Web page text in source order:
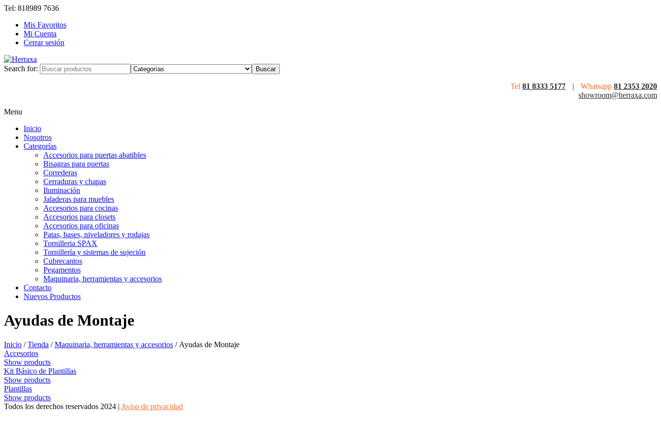
Tel: 818989 7636
Mis Favoritos
Mi Cuenta
Cerrar sesión
Search for:
Tel 81 8333 5177 | Whatsapp 81 2353 2020
showroom@herraxa.com
Menu
Inicio
Nosotros
Categorías
Accesorios para puertas abatibles
Bisagras para puertas
Correderas
Cerraduras y chapas
Iluminación
Jaladeras para muebles
Accesorios para cocinas
Accesorios para closets
Accesorios para oficinas
Patas, bases, niveladores y rodajas
Tornilleria SPAX
Tornillería y sistemas de sujeción
Cubrecantos
Pegamentos
Maquinaria, herramientas y accesorios
Contacto
Nuevos Productos
Ayudas de Montaje
Inicio /Tienda /Maquinaria, herramientas y accesorios / Ayudas de Montaje
Accesorios
Show products
Kit Básico de Plantillas
Show products
Plantillas
Show products
Todos los derechos reservados 2024 | Aviso de privacidad